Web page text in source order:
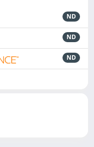
ND
ND
ND